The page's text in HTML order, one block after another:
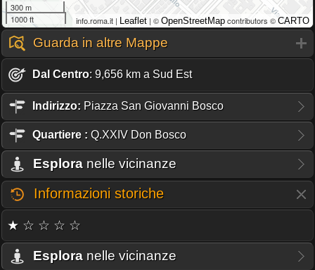
300 m
1000 ft
info.roma.it | Leaflet | © OpenStreetMap contributors © CARTO
Guarda in altre Mappe
Dal Centro: 9,656 km a Sud Est
Indirizzo: Piazza San Giovanni Bosco
Quartiere : Q.XXIV Don Bosco
Esplora nelle vicinanze
Informazioni storiche
★ ☆ ☆ ☆ ☆
Esplora nelle vicinanze